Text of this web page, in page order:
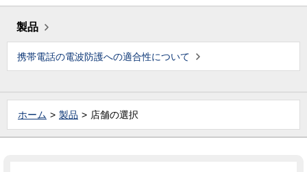
製品
携帯電話の電波防護への適合性について
ホーム 製品 店舗の選択